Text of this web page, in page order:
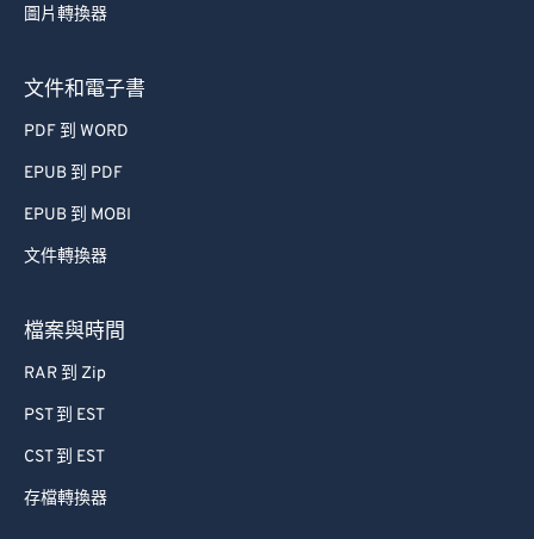
圖片轉換器
文件和電子書
PDF 到 WORD
EPUB 到 PDF
EPUB 到 MOBI
文件轉換器
檔案與時間
RAR 到 Zip
PST 到 EST
CST 到 EST
存檔轉換器